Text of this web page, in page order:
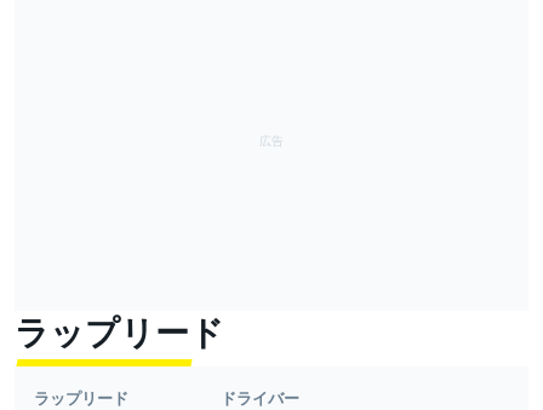
ラップリード
ラップリード ドライバー